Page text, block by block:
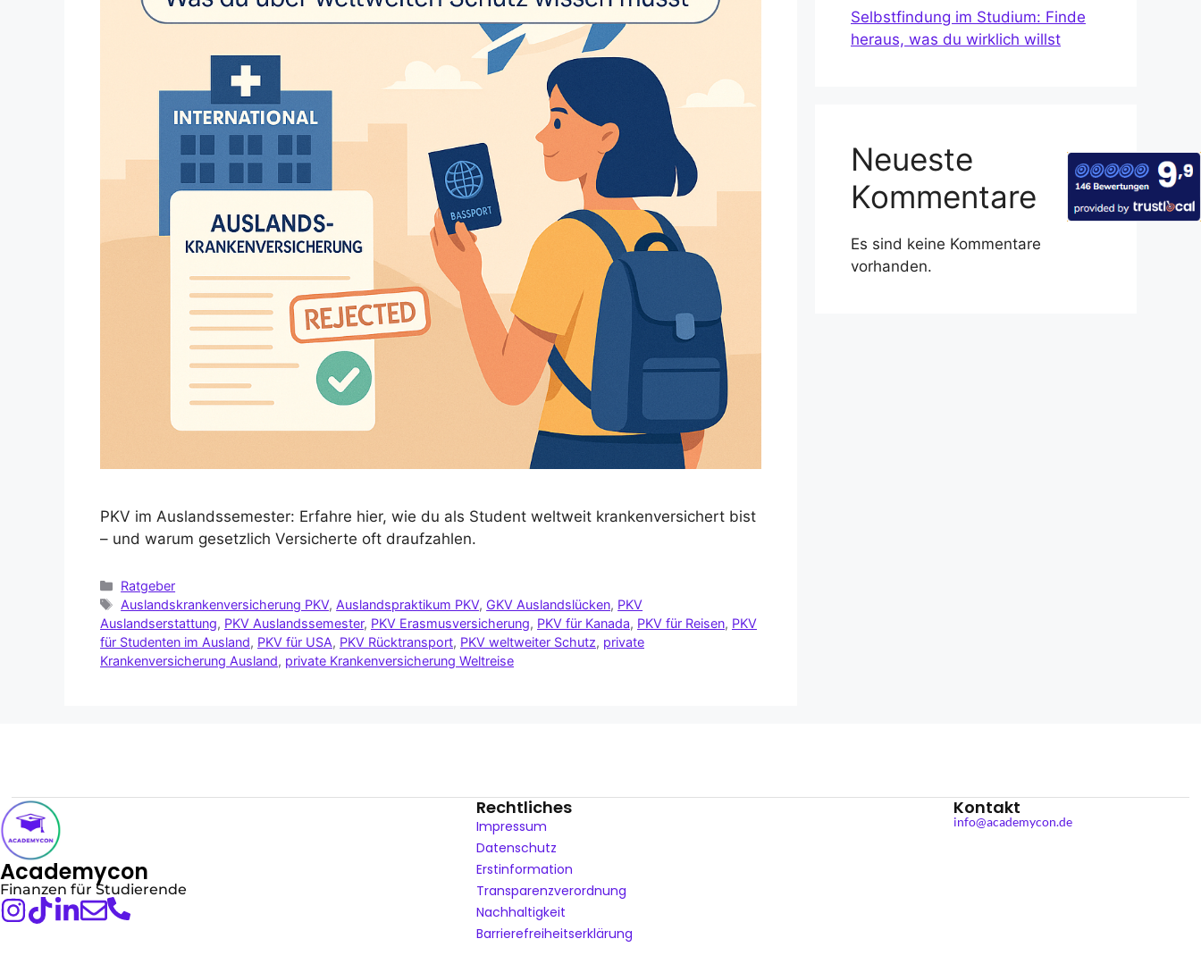
PKV im Auslandssemester: Erfahre hier, wie du als Student weltweit krankenversichert bist
– und warum gesetzlich Versicherte oft draufzahlen.
Ratgeber
Auslandskrankenversicherung PKV, Auslandspraktikum PKV, GKV Auslandslücken, PKV
Auslandserstattung, PKV Auslandssemester, PKV Erasmusversicherung, PKV für Kanada, PKV für Reisen, PKV
für Studenten im Ausland, PKV für USA, PKV Rücktransport, PKV weltweiter Schutz, private
Krankenversicherung Ausland, private Krankenversicherung Weltreise
Selbstfindung im Studium: Finde
heraus, was du wirklich willst
Neueste
Kommentare
Es sind keine Kommentare
vorhanden.
Academycon
Finanzen für Studierende
Rechtliches
Impressum
Datenschutz
Erstinformation
Transparenzverordnung
Nachhaltigkeit
Barrierefreiheitserklärung
Kontakt
info@academycon.de